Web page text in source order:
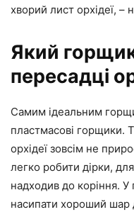
хворий лист орхідеї, –
Який
пересадці
Самим ідеальним
пластмасові горщики.
орхідеї зовсім не
легко робити дірки,
надходив до коріння. У
насипати хороший